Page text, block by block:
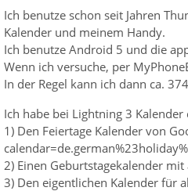
Ich benutze schon seit Jahren
Kalender und meinem Handy.
Ich benutze Android 5 und die
Wenn ich versuche, per
In der Regel kann ich dann ca.
Ich habe bei Lightning 3 Kalender
1) Den Feiertage Kalender von
2) Einen Geburtstagekalender
3) Den eigentlichen Kalender für